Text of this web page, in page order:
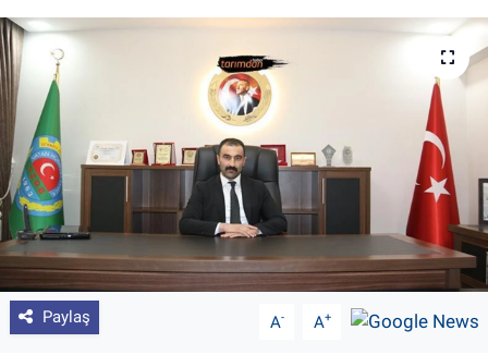
Paylaş A- A+
Dünyada Tarım
Üretici Birlikleri
Şeker ve Şekerli Mamüller
Tahıllar ve Baklagiller
Tohum